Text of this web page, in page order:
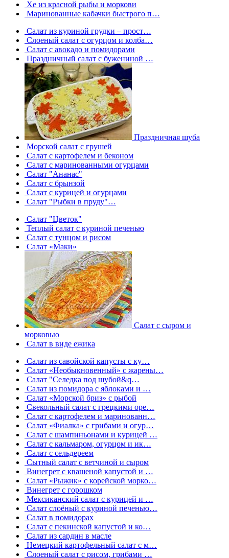
Хе из красной рыбы и моркови
Маринованные кабачки быстрого п…
Салат из куриной грудки – прост…
Слоеный салат с огурцом и колба…
Салат с авокадо и помидорами
Праздничный салат с бужениной …
Праздничная шуба
Морской салат с грушей
Салат с картофелем и беконом
Салат с маринованными огурцами
Салат "Ананас"
Салат с брынзой
Салат с курицей и огурцами
Салат "Рыбки в пруду"…
Салат "Цветок"
Теплый салат с куриной печенью
Салат с тунцом и рисом
Салат «Маки»
Салат с сыром и
морковью
Салат в виде ежика
Салат из савойской капусты с ку…
Салат «Необыкновенный» с жарены…
Салат "Селедка под шубой&q…
Салат из помидора с яблоками и …
Салат «Морской бриз» с рыбой
Свекольный салат с грецкими оре…
Салат с картофелем и маринованн…
Салат «Фиалка» с грибами и огур…
Салат с шампиньонами и курицей …
Салат с кальмаром, огурцом и ик…
Салат с сельдереем
Сытный салат с ветчиной и сыром
Винегрет с квашеной капустой и …
Салат «Рыжик» с корейской морко…
Винегрет с горошком
Мексиканский салат с курицей и …
Салат слоёный с куриной печенью…
Салат в помидорах
Салат с пекинской капустой и ко…
Салат из сардин в масле
Немецкий картофельный салат с м…
Слоеный салат с рисом, грибами …